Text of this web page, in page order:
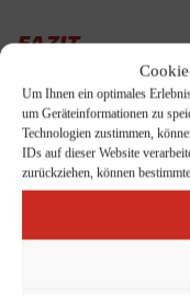
Um Ihnen ein optimales
um Geräteinformationen zu
Technologien zustimmen,
IDs auf dieser Website
zurückziehen, können
FAZIT
Die Niederlande bieten
Erholungsmöglichkeiten
den Dünenlandschaften
den ruhigen Seenplatten
GmbH wird der Umzug
und planbar umgesetzt.